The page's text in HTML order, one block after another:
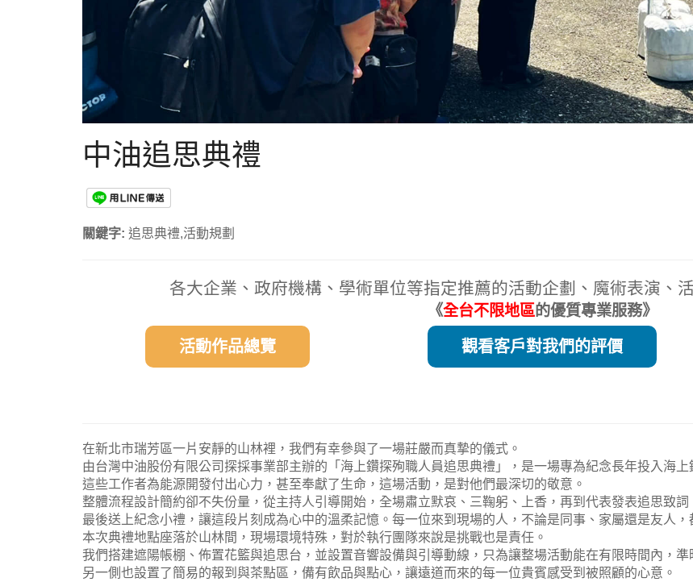
中油追思典禮
關鍵字: 追思典禮,活動規劃
各大企業、政府機構、學術單位等指定推薦的活動企劃、魔術表演、
《全台不限地區的優質專業服務》
活動作品總覽 觀看客戶對我們的評價
在新北市瑞芳區一片安靜的山林裡，我們有幸參與了一場莊嚴而真摯的儀式。
由台灣中油股份有限公司探採事業部主辦的「海上鑽探殉職人員追思典禮」，是一場專為紀念長年投入海上
這些工作者為能源開發付出心力，甚至奉獻了生命，這場活動，是對他們最深切的敬意。
整體流程設計簡約卻不失份量，從主持人引導開始，全場肅立默哀、三鞠躬、上香，再到代表發表追思致詞
最後送上紀念小禮，讓這段片刻成為心中的溫柔記憶。每一位來到現場的人，不論是同事、家屬還是友人，
本次典禮地點座落於山林間，現場環境特殊，對於執行團隊來說是挑戰也是責任。
我們搭建遮陽帳棚、佈置花籃與追思台，並設置音響設備與引導動線，只為讓整場活動能在有限時間內，準
另一側也設置了簡易的報到與茶點區，備有飲品與點心，讓遠道而來的每一位貴賓感受到被照顧的心意。